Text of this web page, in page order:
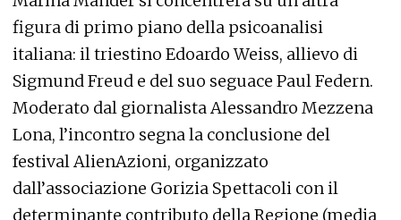
figura di primo piano della psicoanalisi
italiana: il triestino Edoardo Weiss, allievo di
Sigmund Freud e del suo seguace Paul Federn.
Moderato dal giornalista Alessandro Mezzena
Lona, l’incontro segna la conclusione del
festival AlienAzioni, organizzato
dall’associazione Gorizia Spettacoli con il
determinante contributo della Regione (media